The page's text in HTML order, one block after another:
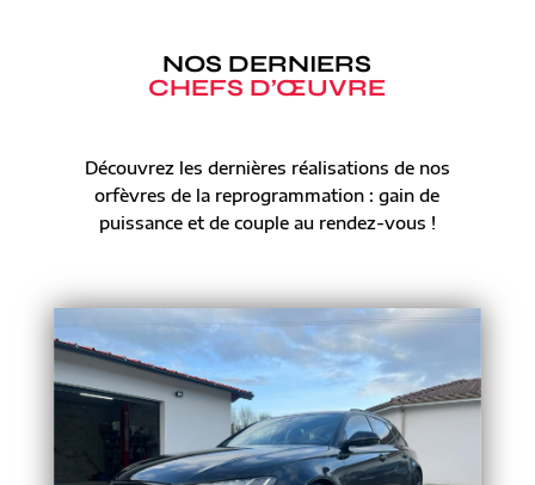
NOS DERNIERS
CHEFS D’ŒUVRE
Découvrez les dernières réalisations de nos
orfèvres de la reprogrammation : gain de
puissance et de couple au rendez-vous !